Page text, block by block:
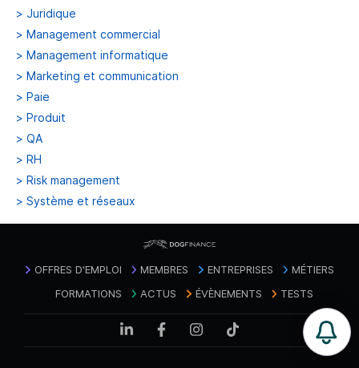
> Juridique
> Management commercial
> Management informatique
> Marketing et communication
> Paie
> Produit
> QA
> RH
> Risk management
> Système et réseaux
OFFRES D'EMPLOI MEMBRES ENTREPRISES
MÉTIERS
FORMATIONS
ACTUS ÉVÈNEMENTS TESTS